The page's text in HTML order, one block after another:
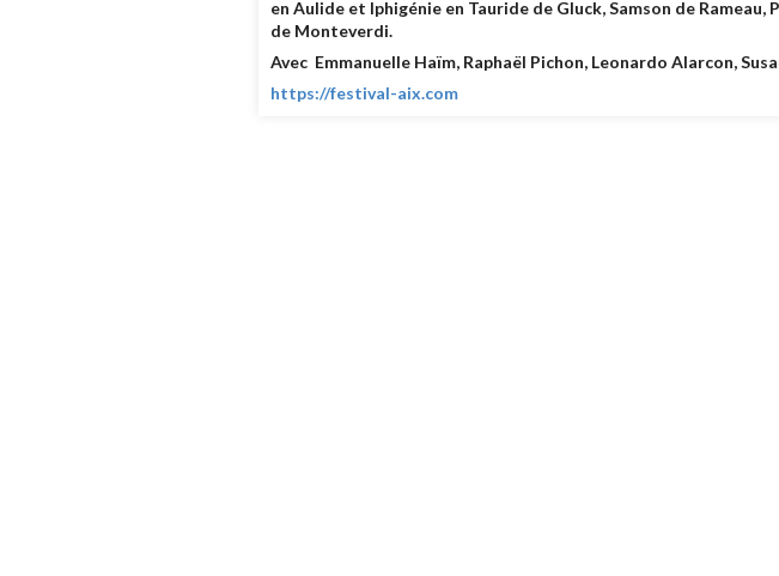
en Aulide et Iphigénie en Tauride de Gluck, Samson de
de Monteverdi.
Avec Emmanuelle Haïm, Raphaël Pichon, Leonardo Alarcon,
https://festival-aix.com